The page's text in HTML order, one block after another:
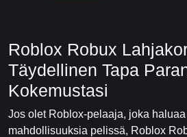
Roblox Robux
Täydellinen Tapa
Kokemustasi
Jos olet Roblox-pelaaja, joka
mahdollisuuksia pelissä, Roblox